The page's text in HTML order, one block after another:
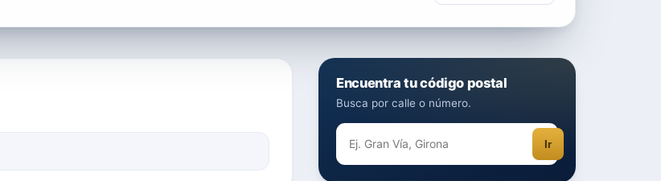
Encuentra tu código postal
Busca por calle o número.
Ir